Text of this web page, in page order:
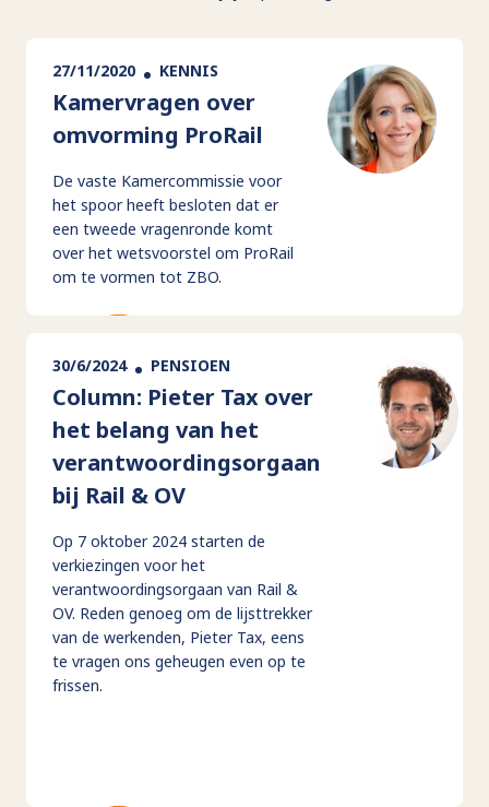
27/11/2020 KENNIS
Kamervragen over
omvorming ProRail
De vaste Kamercommissie voor
het spoor heeft besloten dat er
een tweede vragenronde komt
over het wetsvoorstel om ProRail
om te vormen tot ZBO.
30/6/2024 PENSIOEN
Column: Pieter Tax over
het belang van het
verantwoordingsorgaan
bij Rail & OV
Op 7 oktober 2024 starten de
verkiezingen voor het
verantwoordingsorgaan van Rail &
OV. Reden genoeg om de lijsttrekker
van de werkenden, Pieter Tax, eens
te vragen ons geheugen even op te
frissen.